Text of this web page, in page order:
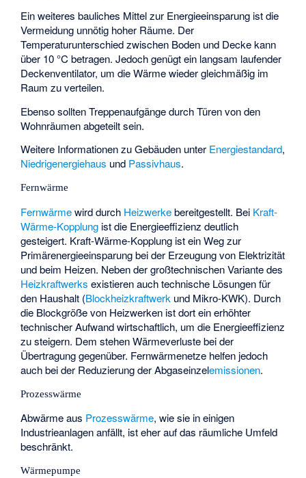
Ein weiteres bauliches Mittel zur Energieeinsparung ist die
Vermeidung unnötig hoher Räume. Der
Temperaturunterschied zwischen Boden und Decke kann
über 10 °C betragen. Jedoch genügt ein langsam laufender
Deckenventilator, um die Wärme wieder gleichmäßig im
Raum zu verteilen.
Ebenso sollten Treppenaufgänge durch Türen von den
Wohnräumen abgeteilt sein.
Weitere Informationen zu Gebäuden unter Energiestandard,
Niedrigenergiehaus und Passivhaus.
Fernwärme
Fernwärmewird durch Heizwerkebereitgestellt. Bei Kraft-
Wärme-Kopplung ist die Energieeffizienz deutlich
gesteigert. Kraft-Wärme-Kopplung ist ein Weg zur
Primärenergieeinsparung bei der Erzeugung von Elektrizität
und beim Heizen. Neben der großtechnischen Variante des
Heizkraftwerks existieren auch technische Lösungen für
den Haushalt (Blockheizkraftwerk und Mikro-KWK). Durch
die Blockgröße von Heizwerken ist dort ein erhöhter
technischer Aufwand wirtschaftlich, um die Energieeffizienz
zu steigern. Dem stehen Wärmeverluste bei der
Übertragung gegenüber. Fernwärmenetze helfen jedoch
auch bei der Reduzierung der Abgaseinzelemissionen.
Prozesswärme
Abwärme aus Prozesswärme, wie sie in einigen
Industrieanlagen anfällt, ist eher auf das räumliche Umfeld
beschränkt.
Wärmepumpe